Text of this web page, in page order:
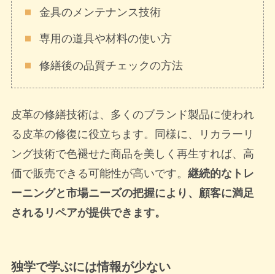
金具のメンテナンス技術
専用の道具や材料の使い方
修繕後の品質チェックの方法
皮革の修繕技術は、多くのブランド製品に使われ
る皮革の修復に役立ちます。同様に、リカラーリ
ング技術で色褪せた商品を美しく再生すれば、高
価で販売できる可能性が高いです。 継続的なトレ
ーニングと市場ニーズの把握により、顧客に満足
されるリペアが提供できます。
独学で学ぶには情報が少ない